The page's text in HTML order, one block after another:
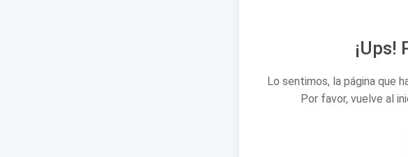
¡Ups!
Lo sentimos, la página que
Por favor, vuelve al